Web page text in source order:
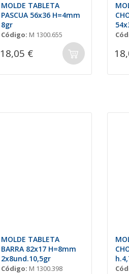
MOLDE TABLETA
PASCUA 56x36 H=4mm
8gr
Código: M 1300.655
18,05 €
MOLDE TABLETA
BARRA 82x17 H=8mm
2x8und.10,5gr
Código: M 1300.398